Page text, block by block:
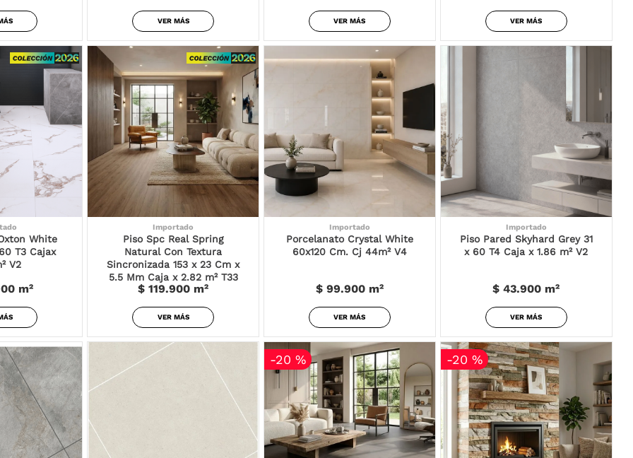
VER MÁS VER MÁS VER MÁS
White
T3 Cajax
V2
m²
Importado
Piso Spc Real Spring
Natural Con Textura
Sincronizada 153 x 23 Cm x
5.5 Mm Caja x 2.82 m² T33
$ 119.900 m²
VER MÁS
Importado
Porcelanato Crystal White
60x120 Cm. Cj 44m² V4
$ 99.900m²
VER MÁS
Importado
Piso Pared Skyhard Grey 31
x 60 T4 Caja x 1.86 m² V2
$ 43.900 m²
VER MÁS
-20 % -20 %